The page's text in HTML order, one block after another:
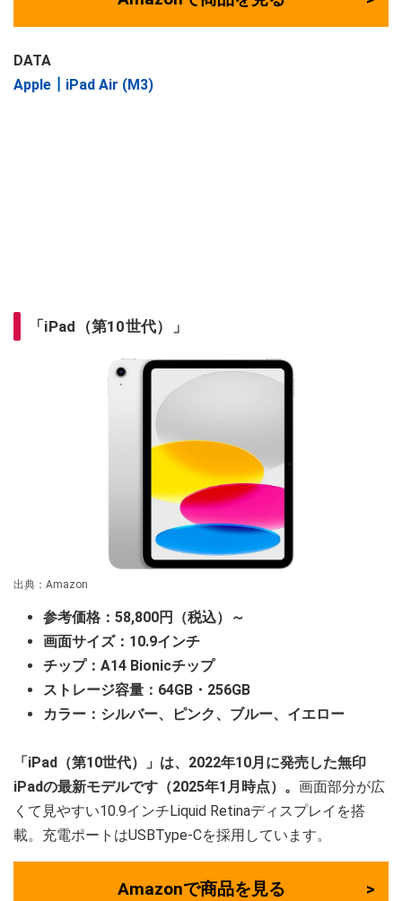
DATA
Apple┃iPad Air (M3)
「iPad（第10世代）」
出典：Amazon
参考価格：58,800円（税込）～
画面サイズ：10.9インチ
チップ：A14 Bionicチップ
ストレージ容量：64GB・256GB
カラー：シルバー、ピンク、ブルー、イエロー
「iPad（第10世代）」は、2022年10月に発売した無印
iPadの最新モデルです（2025年1月時点）。 画面部分が広
くて見やすい10.9インチLiquid Retinaディスプレイを搭
載。充電ポートはUSBType-Cを採用しています。
Amazonで商品を見る